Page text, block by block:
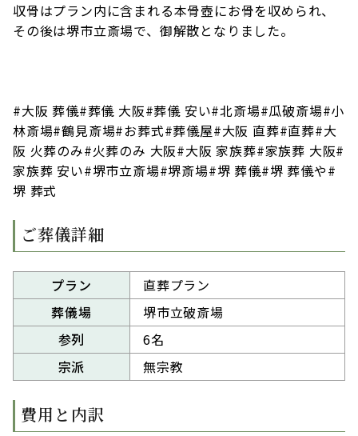
収骨はプラン内に含まれる本骨壺にお骨を収められ、
その後は堺市立斎場で、御解散となりました。
#大阪 葬儀#葬儀 大阪#葬儀 安い#北斎場#瓜破斎場#小
林斎場#鶴見斎場#お葬式#葬儀屋#大阪 直葬#直葬#大
阪 火葬のみ#火葬のみ 大阪#大阪 家族葬#家族葬 大阪#
家族葬 安い#堺市立斎場#堺斎場#堺 葬儀#堺 葬儀や#
堺 葬式
ご葬儀詳細
プラン
直葬プラン
葬儀場
堺市立破斎場
参列
6名
宗派
無宗教
費用と内訳